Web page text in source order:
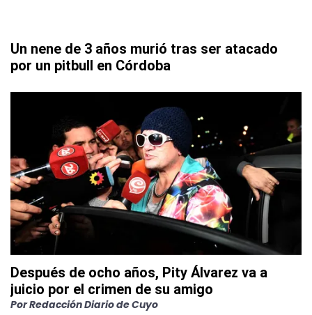
Un nene de 3 años murió tras ser atacado
por un pitbull en Córdoba
Después de ocho años, Pity Álvarez va a
juicio por el crimen de su amigo
PorRedacción Diario de Cuyo